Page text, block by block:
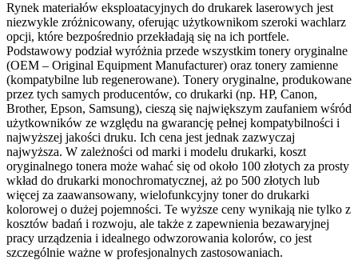
Rynek materiałów eksploatacyjnych do drukarek laserowych jest
niezwykle zróżnicowany, oferując użytkownikom szeroki wachlarz
opcji, które bezpośrednio przekładają się na ich portfele.
Podstawowy podział wyróżnia przede wszystkim tonery oryginalne
(OEM – Original Equipment Manufacturer) oraz tonery zamienne
(kompatybilne lub regenerowane). Tonery oryginalne, produkowane
przez tych samych producentów, co drukarki (np. HP, Canon,
Brother, Epson, Samsung), cieszą się największym zaufaniem wśród
użytkowników ze względu na gwarancję pełnej kompatybilności i
najwyższej jakości druku. Ich cena jest jednak zazwyczaj
najwyższa. W zależności od marki i modelu drukarki, koszt
oryginalnego tonera może wahać się od około 100 złotych za prosty
wkład do drukarki monochromatycznej, aż po 500 złotych lub
więcej za zaawansowany, wielofunkcyjny toner do drukarki
kolorowej o dużej pojemności. Te wyższe ceny wynikają nie tylko z
kosztów badań i rozwoju, ale także z zapewnienia bezawaryjnej
pracy urządzenia i idealnego odwzorowania kolorów, co jest
szczególnie ważne w profesjonalnych zastosowaniach.